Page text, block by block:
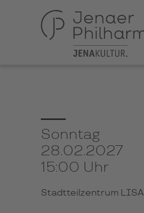
Sonntag
28.02.2027
15:00 Uhr
Stadtteilzentrum LISA